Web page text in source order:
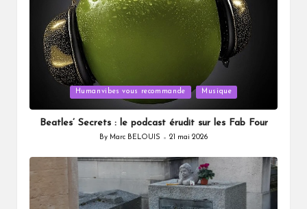
Humanvibes vous recommande Musique
Beatles’ Secrets : le podcast érudit sur les Fab Four
Posted
By Marc BELOUIS 21 mai 2026